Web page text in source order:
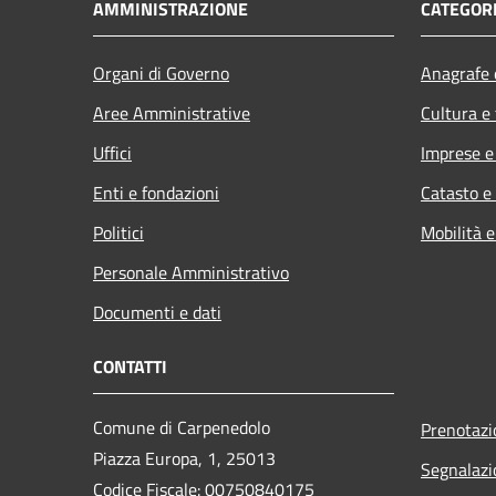
AMMINISTRAZIONE
Organi di Governo
Aree Amministrative
Uffici
Enti e fondazioni
Politici
Personale Amministrativo
Documenti e dati
Cultura
Imprese
Catasto
Mobilità
CONTATTI
Comune di Carpenedolo
Piazza Europa, 1, 25013
Codice Fiscale: 00750840175